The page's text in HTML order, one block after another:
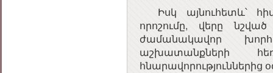
Իսկ այնուհետև՝
որոշումը, վերը
ժամանակավոր
աշխատանքների
հնարավորություններից